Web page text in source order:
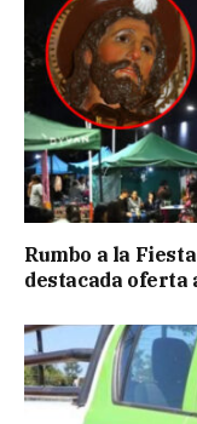
Rumbo a la
destacada oferta